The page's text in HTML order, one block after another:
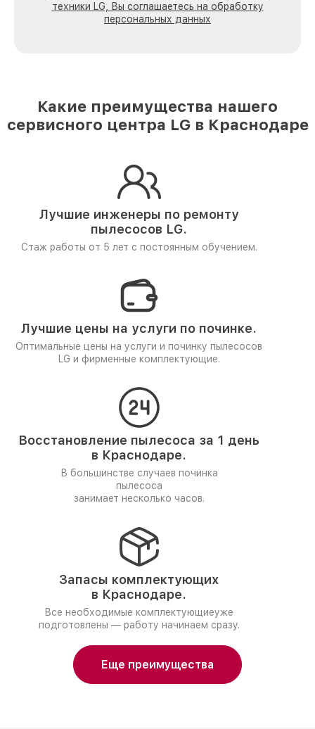
техники LG, Вы соглашаетесь на обработку
персональных данных
Какие преимущества нашего
сервисного центра LG в Краснодаре
Лучшие инженеры по ремонту
пылесосов LG.
Стаж работы от 5 лет с постоянным обучением.
Лучшие цены на услуги по починке.
Оптимальные цены на услуги и починку пылесосов
LG и фирменные комплектующие.
Восстановление пылесоса за 1 день
в Краснодаре.
В большинстве случаев починка
пылесоса
занимает несколько часов.
Запасы комплектующих
в Краснодаре.
Все необходимые комплектующиеуже
подготовлены — работу начинаем сразу.
Еще преимущества